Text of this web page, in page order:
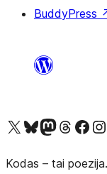
BuddyPress
Visit our X (formerly Twitter) account
Apsilankykite mūsų Bluesky paskyroje
Visit our Mastodon account
Apsilankykite mūsų
Visit our Visit
Kodas – tai poezija.